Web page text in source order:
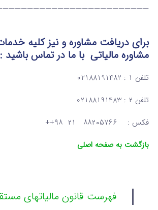
برای دریافت مشاوره و نیز کلیه
مشاوره مالیاتی با ما در تماس باشید :
تلفن ۱ : 02188191482
تلفن ۲ : 02188191483
فکس : ۸۸۲۰۵۷۶۶ ۲۱ ۹۸++
بازگشت به صفحه اصلی
فهرست قانون مالیاتهای